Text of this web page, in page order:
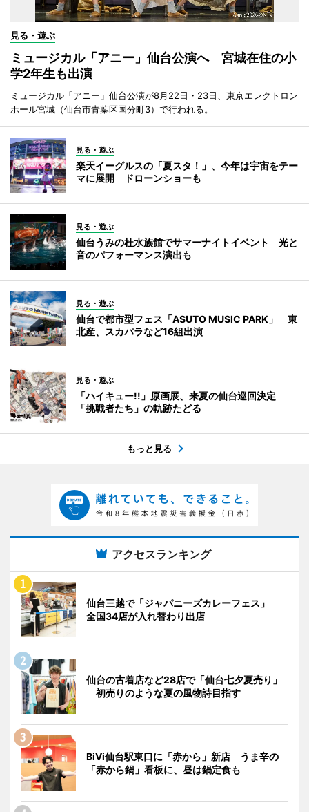
見る・遊ぶ
ミュージカル「アニー」仙台公演へ 宮城在住の小
学2年生も出演
ミュージカル「アニー」仙台公演が8月22日・23日、東京エレクトロン
ホール宮城（仙台市青葉区国分町3）で行われる。
見る・遊ぶ
楽天イーグルスの「夏スタ！」、今年は宇宙をテー
マに展開 ドローンショーも
見る・遊ぶ
仙台うみの杜水族館でサマーナイトイベント 光と
音のパフォーマンス演出も
見る・遊ぶ
仙台で都市型フェス「ASUTO MUSIC PARK」 東
北産、スカパラなど16組出演
見る・遊ぶ
「ハイキュー!!」原画展、来夏の仙台巡回決定
「挑戦者たち」の軌跡たどる
もっと見る
アクセスランキング
仙台三越で「ジャパニーズカレーフェス」
全国34店が入れ替わり出店
仙台の古着店など28店で「仙台七夕夏売り」
初売りのような夏の風物詩目指す
BiVi仙台駅東口に「赤から」新店 うま辛の
「赤から鍋」看板に、昼は鍋定食も